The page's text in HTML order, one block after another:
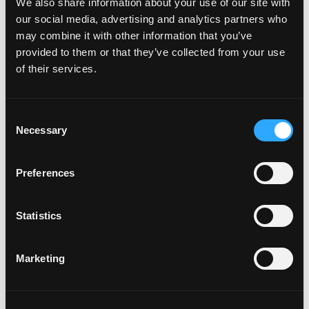
We also share information about your use of our site with
our social media, advertising and analytics partners who
may combine it with other information that you’ve
provided to them or that they’ve collected from your use
of their services.
Selection
Necessary
Preferences
Statistics
Marketing